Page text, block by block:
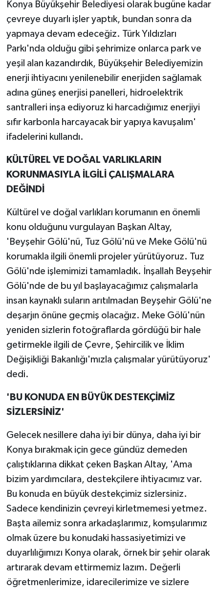
Konya Büyükşehir Belediyesi olarak bugüne kadar
çevreye duyarlı işler yaptık, bundan sonra da
yapmaya devam edeceğiz. Türk Yıldızları
Parkı'nda olduğu gibi şehrimize onlarca park ve
yeşil alan kazandırdık, Büyükşehir Belediyemizin
enerji ihtiyacını yenilenebilir enerjiden sağlamak
adına güneş enerjisi panelleri, hidroelektrik
santralleri inşa ediyoruz ki harcadığımız enerjiyi
sıfır karbonla harcayacak bir yapıya kavuşalım'
ifadelerini kullandı.
KÜLTÜREL VE DOĞAL VARLIKLARIN
KORUNMASIYLA İLGİLİ ÇALIŞMALARA
DEĞİNDİ
Kültürel ve doğal varlıkları korumanın en önemli
konu olduğunu vurgulayan Başkan Altay,
'Beyşehir Gölü'nü, Tuz Gölü'nü ve Meke Gölü'nü
korumakla ilgili önemli projeler yürütüyoruz. Tuz
Gölü'nde işlemimizi tamamladık. İnşallah Beyşehir
Gölü'nde de bu yıl başlayacağımız çalışmalarla
insan kaynaklı suların arıtılmadan Beyşehir Gölü'ne
deşarjın önüne geçmiş olacağız. Meke Gölü'nün
yeniden sizlerin fotoğraflarda gördüğü bir hale
getirmekle ilgili de Çevre, Şehircilik ve İklim
Değişikliği Bakanlığı'mızla çalışmalar yürütüyoruz'
dedi.
'BU KONUDA EN BÜYÜK DESTEKÇİMİZ
SİZLERSİNİZ'
Gelecek nesillere daha iyi bir dünya, daha iyi bir
Konya bırakmak için gece gündüz demeden
çalıştıklarına dikkat çeken Başkan Altay, 'Ama
bizim yardımcılara, destekçilere ihtiyacımız var.
Bu konuda en büyük destekçimiz sizlersiniz.
Sadece kendinizin çevreyi kirletmemesi yetmez.
Başta ailemiz sonra arkadaşlarımız, komşularımız
olmak üzere bu konudaki hassasiyetimizi ve
duyarlılığımızı Konya olarak, örnek bir şehir olarak
artırarak devam ettirmemiz lazım. Değerli
öğretmenlerimize, idarecilerimize ve sizlere